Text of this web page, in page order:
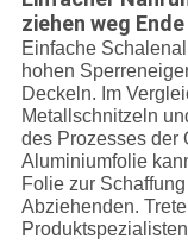
ziehen weg
Einfache
hohen
Deckeln. Im
Metallschnitzeln
des Prozesses der
Aluminiumfolie
Folie zur
Abziehenden.